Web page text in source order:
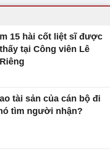
15 hài cốt liệt sĩ được
tại Công viên Lê
tài sản của cán bộ đi
tìm người nhận?